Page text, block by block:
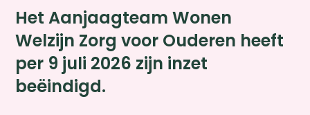
Het Aanjaagteam Wonen
Welzijn Zorg voor Ouderen heeft
per 9 juli 2026 zijn inzet
beëindigd.